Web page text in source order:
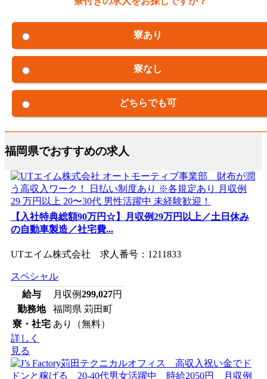
寮あり
寮なし
どちらでも可
福岡県でおすすめの求人
【入社特典総額90万円☆】月収例29万円以上／土日休み
の自動車製造／社宅費...
UTエイム株式会社 求人番号：1211833
スペシャル
給与
月収例299,027円
勤務地
福岡県 苅田町
寮・社宅 あり（無料）
詳しく
見る